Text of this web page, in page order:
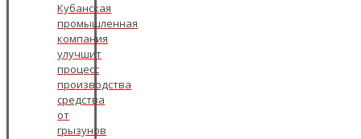
Кубанская
промышленная
компания
улучшит
процесс
производства
средства
от
грызунов